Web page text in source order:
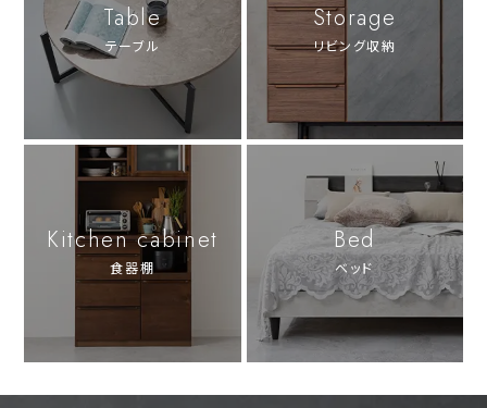
Table
テーブル
Storage
リビング収納
Kitchen cabinet
食器棚
Bed
ベッド